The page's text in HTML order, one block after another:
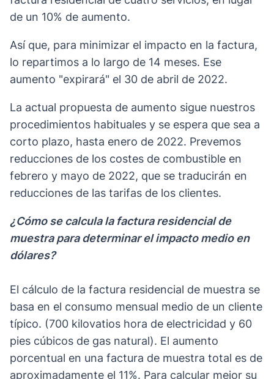
de un 10% de aumento.
Así que, para minimizar el impacto en la factura,
lo repartimos a lo largo de 14 meses. Ese
aumento "expirará" el 30 de abril de 2022.
La actual propuesta de aumento sigue nuestros
procedimientos habituales y se espera que sea a
corto plazo, hasta enero de 2022. Prevemos
reducciones de los costes de combustible en
febrero y mayo de 2022, que se traducirán en
reducciones de las tarifas de los clientes.
¿Cómo se calcula la factura residencial de
muestra para determinar el impacto medio en
dólares?
El cálculo de la factura residencial de muestra se
basa en el consumo mensual medio de un cliente
típico. (700 kilovatios hora de electricidad y 60
pies cúbicos de gas natural). El aumento
porcentual en una factura de muestra total es de
aproximadamente el 11%. Para calcular mejor su